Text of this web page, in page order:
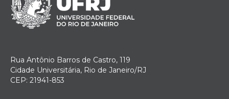
Rua Antônio Barros de Castro, 119
Cidade Universitária, Rio de Janeiro/RJ
CEP: 21941-853